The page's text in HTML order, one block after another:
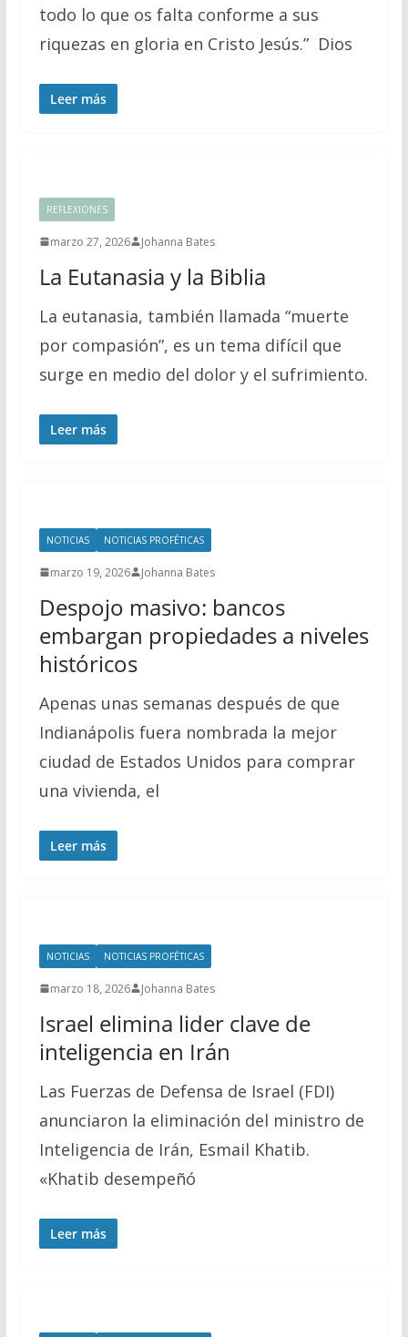
todo lo que os falta conforme a sus
riquezas en gloria en Cristo Jesús.” Dios
Leer más
REFLEXIONES
marzo 27, 2026 Johanna Bates
La Eutanasia y la Biblia
La eutanasia, también llamada “muerte
por compasión”, es un tema difícil que
surge en medio del dolor y el sufrimiento.
Leer más
NOTICIAS NOTICIAS PROFÉTICAS
marzo 19, 2026 Johanna Bates
Despojo masivo: bancos
embargan propiedades a niveles
históricos
Apenas unas semanas después de que
Indianápolis fuera nombrada la mejor
ciudad de Estados Unidos para comprar
una vivienda, el
Leer más
NOTICIAS NOTICIAS PROFÉTICAS
marzo 18, 2026 Johanna Bates
Israel elimina lider clave de
inteligencia en Irán
Las Fuerzas de Defensa de Israel (FDI)
anunciaron la eliminación del ministro de
Inteligencia de Irán, Esmail Khatib.
«Khatib desempeñó
Leer más